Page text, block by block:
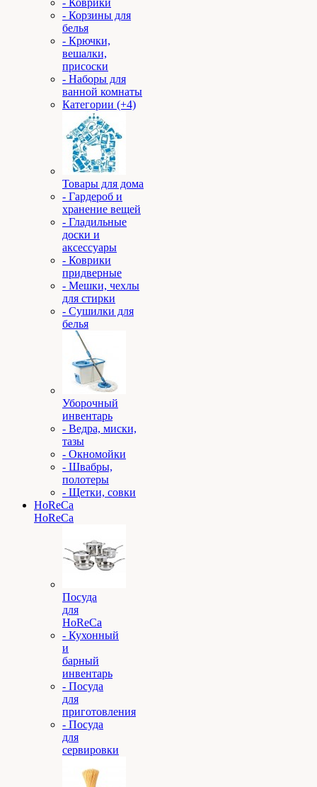
- Коврики
- Корзины для
белья
- Крючки,
вешалки,
присоски
- Наборы для
ванной комнаты
Категории (+4)
Товары для дома
- Гардероб и
хранение вещей
- Гладильные
доски и
аксессуары
- Коврики
придверные
- Мешки, чехлы
для стирки
- Сушилки для
белья
Уборочный
инвентарь
- Ведра, миски,
тазы
- Окномойки
- Швабры,
полотеры
- Щетки, совки
HoReCa
HoReCa
Посуда
для
HoReCa
- Кухонный
и
барный
инвентарь
- Посуда
для
приготовления
- Посуда
для
сервировки